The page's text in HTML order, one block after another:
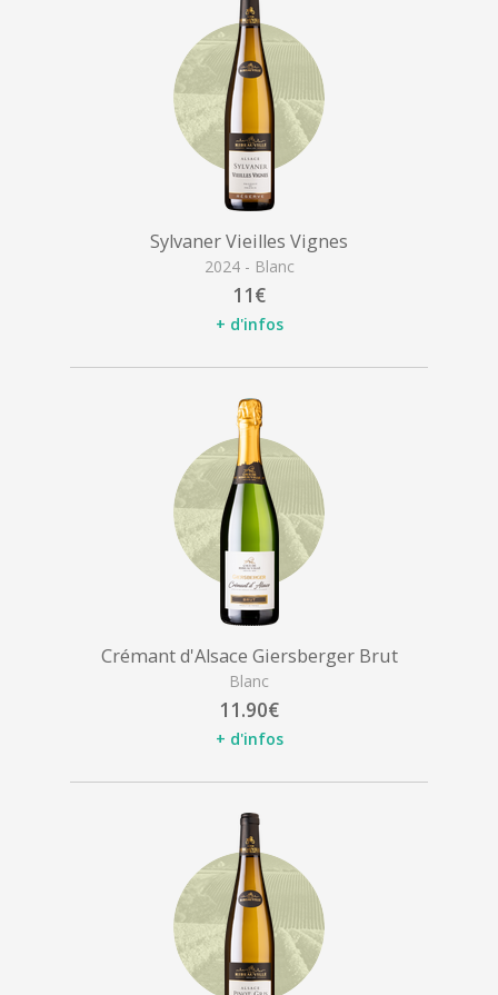
Sylvaner Vieilles Vignes
2024 - Blanc
11€
+ d'infos
Crémant d'Alsace Giersberger Brut
Blanc
11.90€
+ d'infos